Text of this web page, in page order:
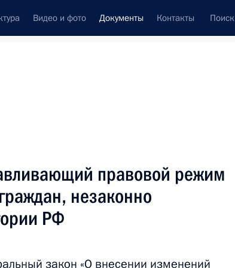
Видео и фото Документы Контакты Поиск
ценностиправовой режим
незаконно
РФ
закон «О внесении изменений